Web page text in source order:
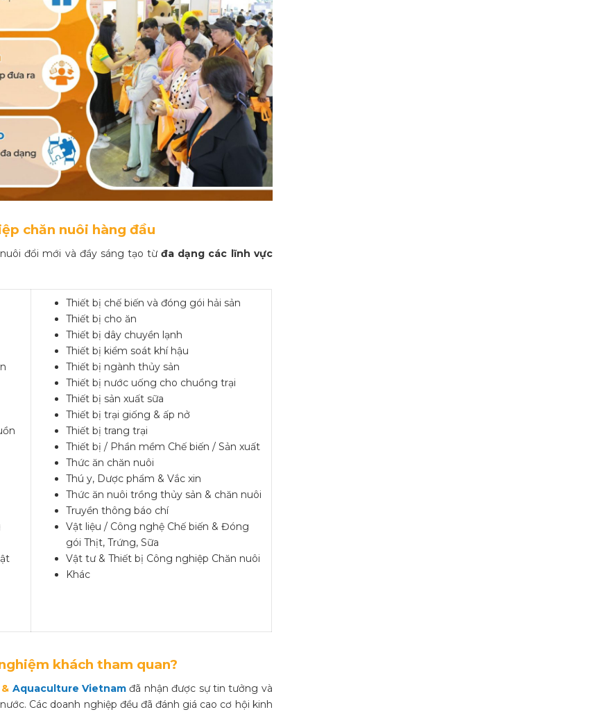
chăn nuôi hàng đầu
đổi mới và đầy sáng tạo từđa dạng các lĩnh vực
Thiết bị chế biến và đóng gói hải sản
Thiết bị cho ăn
Thiết bị dây chuyền lạnh
Thiết bị kiểm soát khí hậu
Thiết bị ngành thủy sản
Thiết bị nước uống cho chuồng trại
Thiết bị sản xuất sữa
Thiết bị trại giống & ấp nở
Thiết bị trang trại
Thiết bị / Phần mềm Chế biến / Sản xuất
Thức ăn chăn nuôi
Thú y, Dược phẩm & Vắc xin
Thức ăn nuôi trồng thủy sản & chăn nuôi
Truyền thông báo chí
Vật liệu / Công nghệ Chế biến & Đóng
gói Thịt, Trứng, Sữa
Vật tư & Thiết bị Công nghiệp Chăn nuôi
Khác
khách tham quan?
Aquaculture Vietnam đã nhận được sự tin tưởng và
Các doanh nghiệp đều đã đánh giá cao cơ hội kinh